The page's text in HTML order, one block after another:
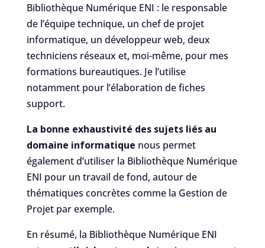
Bibliothèque Numérique ENI : le responsable
de l’équipe technique, un chef de projet
informatique, un développeur web, deux
techniciens réseaux et, moi-même, pour mes
formations bureautiques. Je l’utilise
notamment pour l’élaboration de fiches
support.
La bonne exhaustivité des sujets liés au
domaine informatique nous permet
également d’utiliser la Bibliothèque Numérique
ENI pour un travail de fond, autour de
thématiques concrètes comme la Gestion de
Projet par exemple.
En résumé, la Bibliothèque Numérique ENI